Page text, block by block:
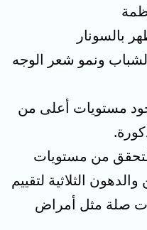
بالسونار
ونمو شعر الوجه
مستويات أعلى من
من مستويات
الثلاثية لتقييم
صلة مثل أمراض